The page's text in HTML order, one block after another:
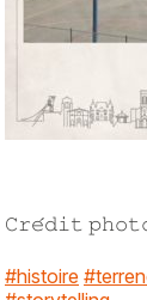
𝙲𝚛𝚎́𝚍𝚒𝚝
#histoire